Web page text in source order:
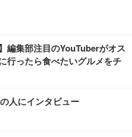
編集部注目のYouTuberがオス
行ったら食べたいグルメをチ
人にインタビュー